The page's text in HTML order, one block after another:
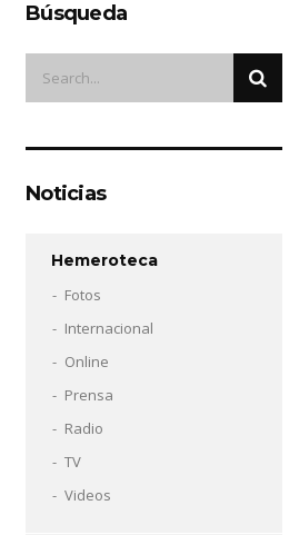
Búsqueda
Noticias
Hemeroteca
Fotos
Internacional
Online
Prensa
Radio
TV
Videos